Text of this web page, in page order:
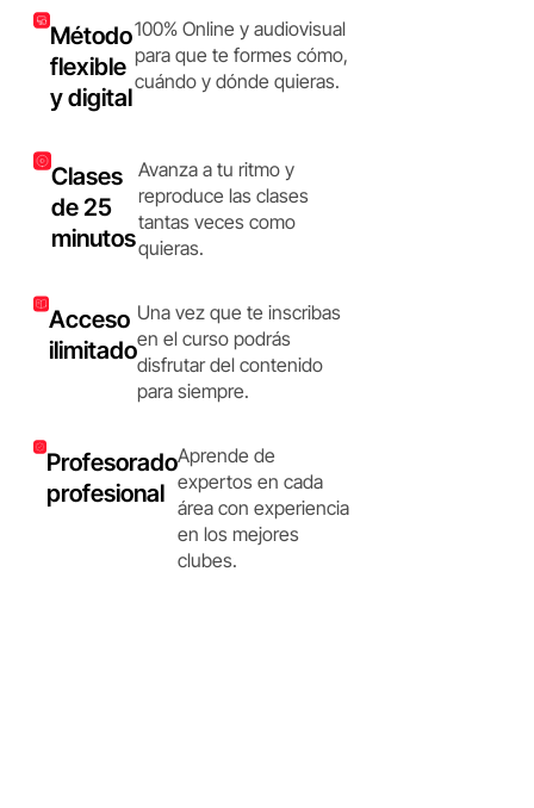
Método
flexible
y digital
100% Online y audiovisual
para que te formes cómo,
cuándo y dónde quieras.
Clases
de 25
minutos
Avanza a tu ritmo y
reproduce las clases
tantas veces como
quieras.
Acceso
ilimitado
Una vez que te inscribas
en el curso podrás
disfrutar del contenido
para siempre.
Profesorado
profesional
Aprende de
expertos en cada
área con experiencia
en los mejores
clubes.